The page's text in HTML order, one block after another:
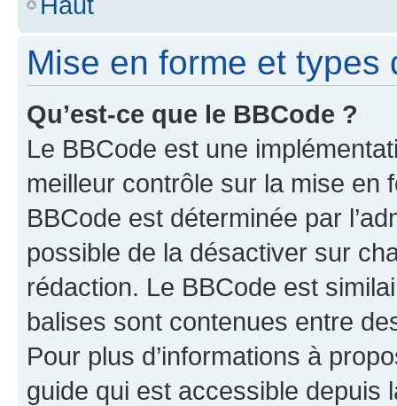
Mise en forme et types
Qu’est-ce que le BBCode ?
Le BBCode est une
meilleur contrôle sur la mise en
BBCode est déterminée par
possible de la désactiver sur
rédaction. Le BBCode est
balises sont contenues entre
Pour plus d’informations à
guide qui est accessible depuis